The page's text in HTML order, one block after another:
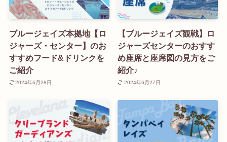
ブルージェイズ本拠地【ロ
ジャーズ・センター】のお
すすめフード&ドリンクを
ご紹介
2024年6月28日
【ブルージェイズ観戦】ロ
ジャーズセンターのおすす
め座席と座席図の見方をご
紹介♪
2024年6月27日